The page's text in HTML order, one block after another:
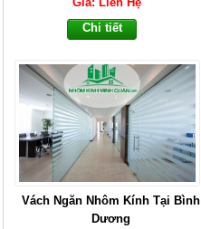
Chi tiết
Vách Ngăn Nhôm Kính Tại Bình
Dương